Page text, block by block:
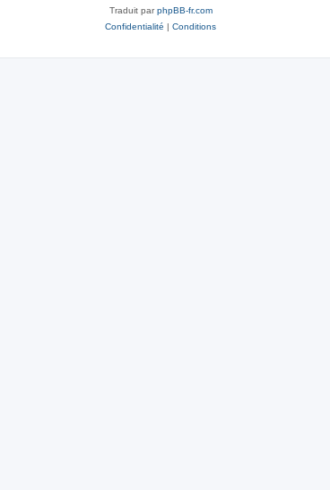
Traduit parphpBB-fr.com
Confidentialité | Conditions